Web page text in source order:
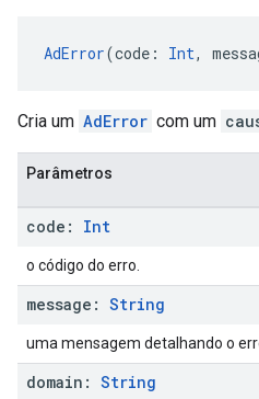
AdError(code: Int,
Cria um AdError com um
Parâmetros
code: Int
o código do erro.
message: String
uma mensagem detalhando o
domain: String